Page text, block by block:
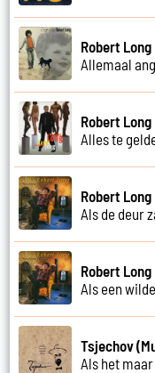
Robert Long
Allemaal
Robert Long
Alles te
Robert Long
Als de deur
Robert Long
Als een
Tsjechov
Als het